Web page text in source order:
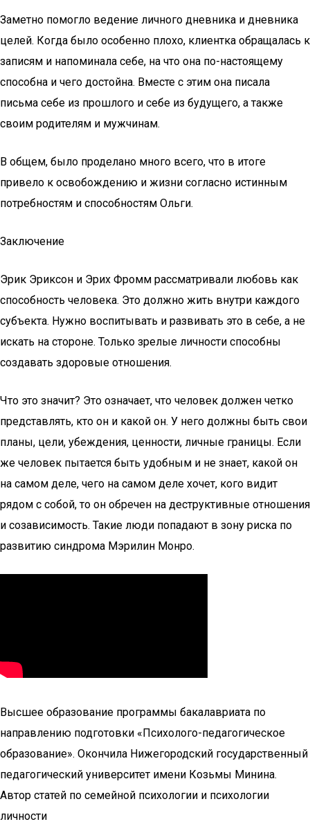
Заметно помогло ведение личного дневника и дневника
целей. Когда было особенно плохо, клиентка обращалась к
записям и напоминала себе, на что она по-настоящему
способна и чего достойна. Вместе с этим она писала
письма себе из прошлого и себе из будущего, а также
своим родителям и мужчинам.
В общем, было проделано много всего, что в итоге
привело к освобождению и жизни согласно истинным
потребностям и способностям Ольги.
Заключение
Эрик Эриксон и Эрих Фромм рассматривали любовь как
способность человека. Это должно жить внутри каждого
субъекта. Нужно воспитывать и развивать это в себе, а не
искать на стороне. Только зрелые личности способны
создавать здоровые отношения.
Что это значит? Это означает, что человек должен четко
представлять, кто он и какой он. У него должны быть свои
планы, цели, убеждения, ценности, личные границы. Если
же человек пытается быть удобным и не знает, какой он
на самом деле, чего на самом деле хочет, кого видит
рядом с собой, то он обречен на деструктивные отношения
и созависимость. Такие люди попадают в зону риска по
развитию синдрома Мэрилин Монро.
Высшее образование программы бакалавриата по
направлению подготовки «Психолого-педагогическое
образование». Окончила Нижегородский государственный
педагогический университет имени Козьмы Минина.
Автор статей по семейной психологии и психологии
личности